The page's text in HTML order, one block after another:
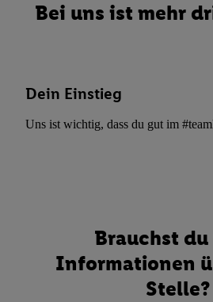
Bei uns ist mehr
Dein Einstieg
Uns ist wichtig, dass du gut im
Brauchst du
Informationen
Stelle?